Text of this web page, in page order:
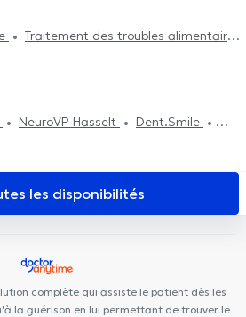
Gestion de la colère
Traitement des
des angoisses
Traitement des troubles alimentaires
NeuroVP Hasselt
Dent.Smile
les disponibilités
complète qui assiste le patient dès les
la guérison en lui permettant de trouver le